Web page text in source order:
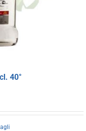
40°